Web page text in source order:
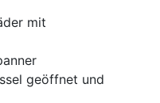
mit
geöffnet und